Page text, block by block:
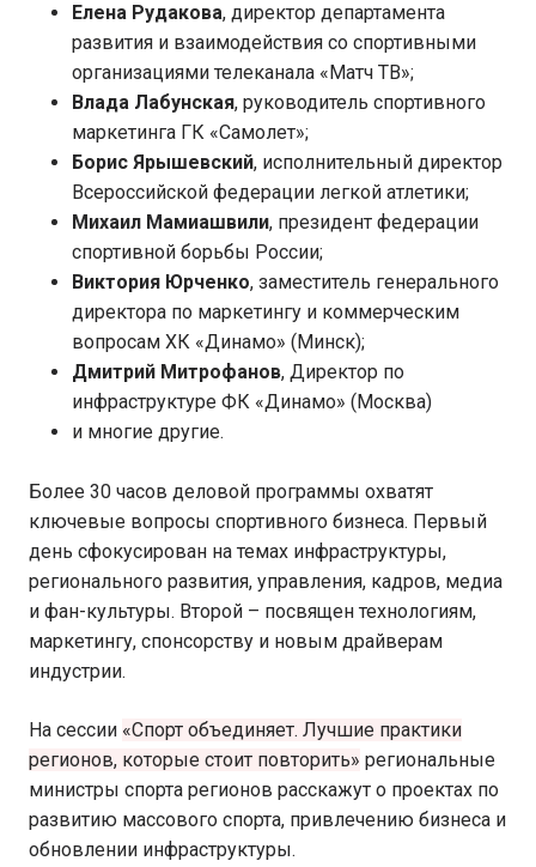
Елена Рудакова, директор департамента
развития и взаимодействия со спортивными
организациями телеканала «Матч ТВ»;
Влада Лабунская, руководитель спортивного
маркетинга ГК «Самолет»;
Борис Ярышевский, исполнительный директор
Всероссийской федерации легкой атлетики;
Михаил Мамиашвили, президент федерации
спортивной борьбы России;
Виктория Юрченко, заместитель генерального
директора по маркетингу и коммерческим
вопросам ХК «Динамо» (Минск);
Дмитрий Митрофанов, Директор по
инфраструктуре ФК «Динамо» (Москва)
и многие другие.
Более 30 часов деловой программы охватят
ключевые вопросы спортивного бизнеса. Первый
день сфокусирован на темах инфраструктуры,
регионального развития, управления, кадров, медиа
и фан-культуры. Второй – посвящен технологиям,
маркетингу, спонсорству и новым драйверам
индустрии.
На сессии «Спорт объединяет. Лучшие практики
регионов, которые стоит повторить» региональные
министры спорта регионов расскажут о проектах по
развитию массового спорта, привлечению бизнеса и
обновлении инфраструктуры.